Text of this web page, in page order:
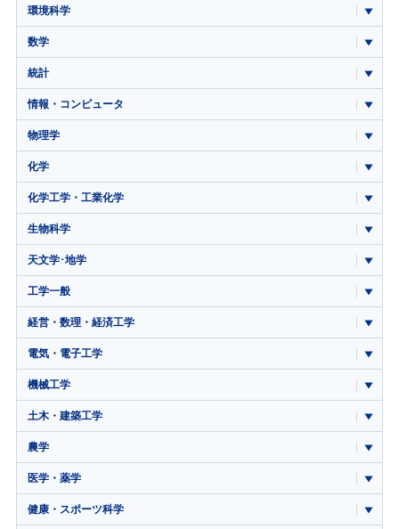
環境科学
数学
統計
情報・コンピュータ
物理学
化学
化学工学・工業化学
生物科学
天文学･地学
工学一般
経営・数理・経済工学
電気・電子工学
機械工学
土木・建築工学
農学
医学・薬学
健康・スポーツ科学